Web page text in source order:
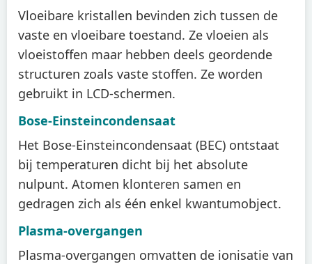
Vloeibare kristallen bevinden zich tussen de
vaste en vloeibare toestand. Ze vloeien als
vloeistoffen maar hebben deels geordende
structuren zoals vaste stoffen. Ze worden
gebruikt in LCD-schermen.
Bose-Einsteincondensaat
Het Bose-Einsteincondensaat (BEC) ontstaat
bij temperaturen dicht bij het absolute
nulpunt. Atomen klonteren samen en
gedragen zich als één enkel kwantumobject.
Plasma-overgangen
Plasma-overgangen omvatten de ionisatie van